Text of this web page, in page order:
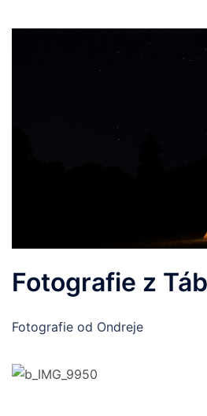
Fotografie z
Fotografie od Ondreje